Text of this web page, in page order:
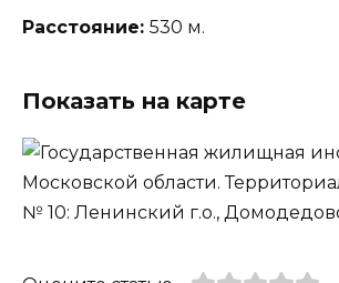
Расстояние: 530 м.
Показать на карте